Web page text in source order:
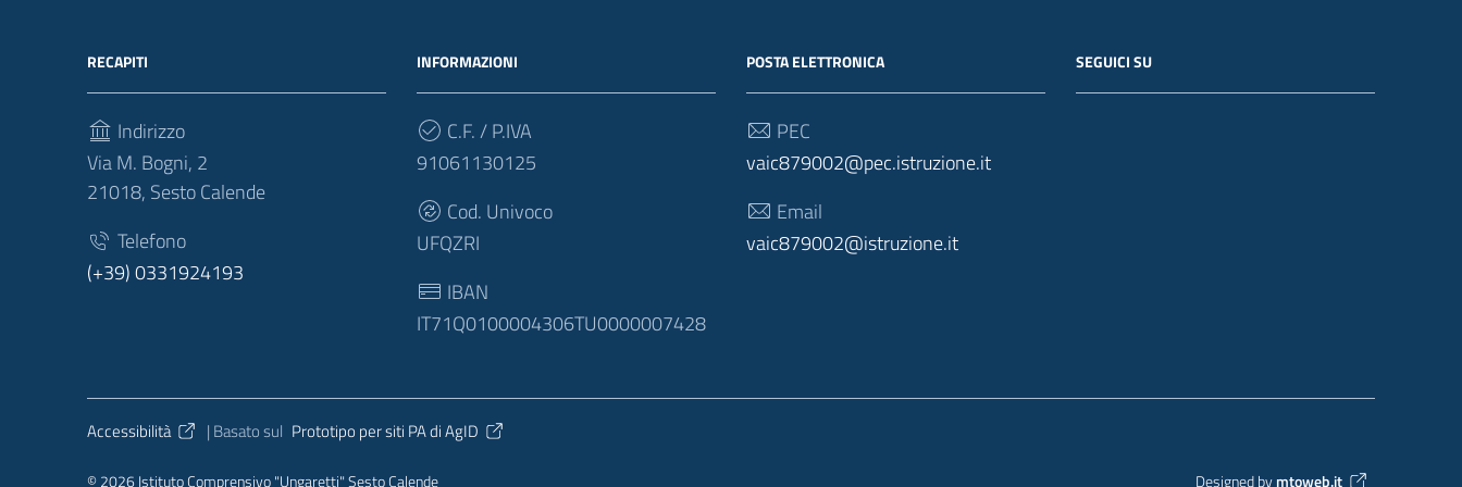
RECAPITI
Indirizzo
Via M. Bogni, 2
21018, Sesto Calende
Telefono
(+39) 0331924193
INFORMAZIONI
C.F. / P.IVA
91061130125
Cod. Univoco
UFQZRI
IBAN
IT71Q0100004306TU0000007428
POSTA ELETTRONICA
PEC
vaic879002@pec.istruzione.it
Email
vaic879002@istruzione.it
SEGUICI SU
Sezione Link Utili
Accessibilità | Basato sul Prototipo per siti PA di AgID
© 2026 Istituto Comprensivo "Ungaretti" Sesto Calende Designed by mtoweb.it